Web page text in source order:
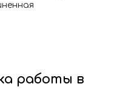
работы в